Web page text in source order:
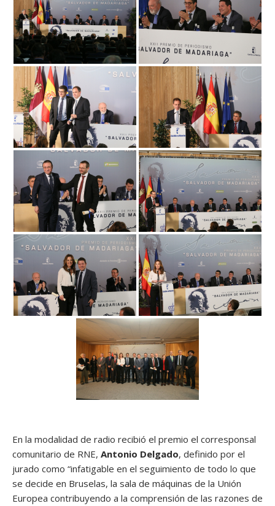
En la modalidad de radio recibió el premio el corresponsal
comunitario de RNE, Antonio Delgado, definido por el
jurado como “infatigable en el seguimiento de todo lo que
se decide en Bruselas, la sala de máquinas de la Unión
Europea contribuyendo a la comprensión de las razones de